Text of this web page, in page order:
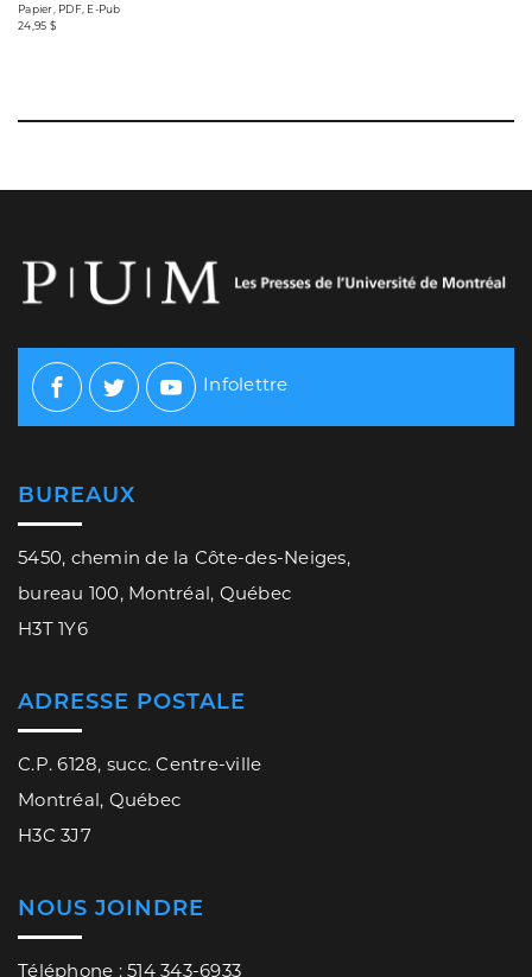
Papier, PDF, E-Pub
24,95 $
Facebook
TwitterYoutube
Infolettre
BUREAUX
5450, chemin de la Côte-des-Neiges,
bureau 100, Montréal, Québec
H3T 1Y6
ADRESSE POSTALE
C.P. 6128, succ. Centre-ville
Montréal, Québec
H3C 3J7
NOUS JOINDRE
Téléphone : 514 343-6933